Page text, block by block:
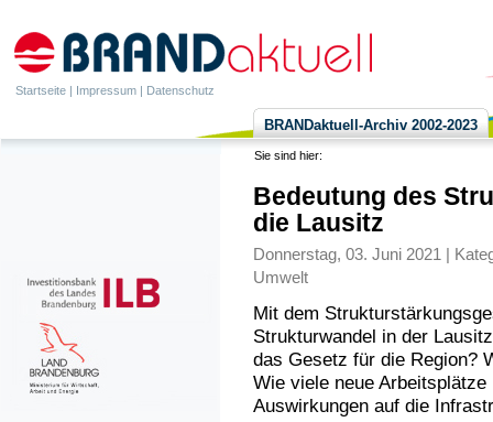
Startseite | Impressum | Datenschutz
BRANDaktuell-Archiv 2002-2023
Sie sind hier:
Bedeutung des
die Lausitz
Donnerstag, 03. Juni 2021 |
Umwelt
Mit dem
Strukturwandel in der
das Gesetz für die Region?
Wie viele neue
Auswirkungen auf die